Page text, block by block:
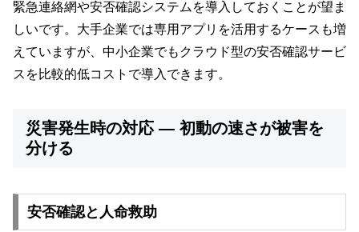
緊急連絡網や安否確認システムを導入しておくことが望ま
しいです。大手企業では専用アプリを活用するケースも増
えていますが、中小企業でもクラウド型の安否確認サービ
スを比較的低コストで導入できます。
災害発生時の対応 ― 初動の速さが被害を
分ける
安否確認と人命救助